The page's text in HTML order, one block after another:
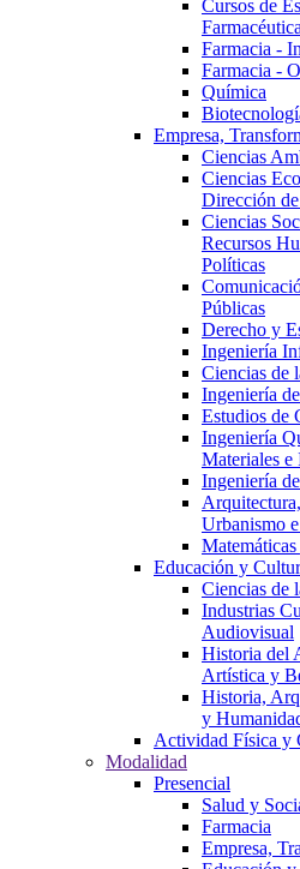
Cursos de
Farmacéutica
Farmacia -
Farmacia -
Química
Empresa,
Ciencias
Ciencias
Dirección
Ciencias
Recursos
Políticas
Públicas
Derecho y
Ingeniería
Ciencias de
Ingeniería
Estudios de
Ingeniería
Materiales
Ingeniería
Urbanismo
Educación y
Ciencias de
Industrias
Audiovisual
Historia del
Artística y
Historia,
y
Actividad Física y
Modalidad
Presencial
Salud y
Farmacia
Empresa,